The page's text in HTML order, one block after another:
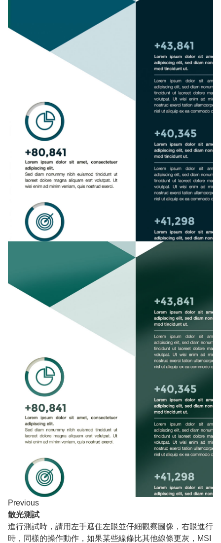
Previous
散光測試
進行測試時，請用左手遮住左眼並仔細觀察圖像，右眼進行
時，同樣的操作動作，如果某些線條比其他線條更灰，MSI